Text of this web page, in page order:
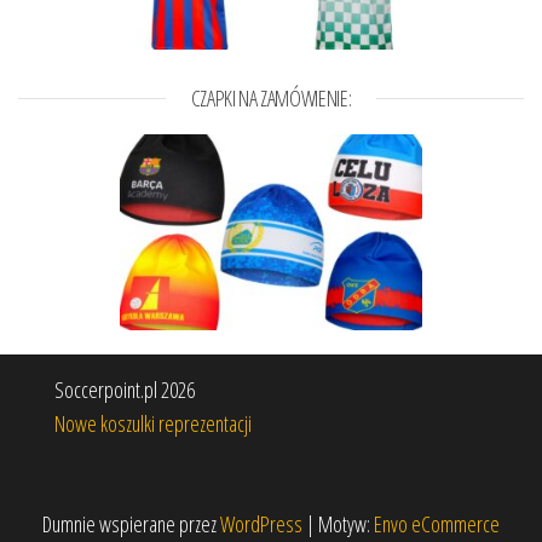
CZAPKI NA ZAMÓWIENIE:
Soccerpoint.pl 2026
Nowe koszulki reprezentacji
Dumnie wspierane przezWordPress | Motyw: Envo eCommerce